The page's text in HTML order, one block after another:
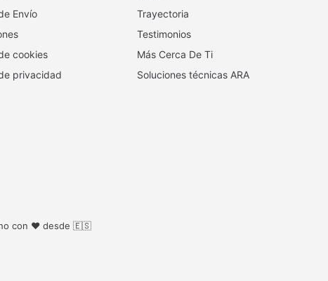
Envío
cookies
privacidad
Trayectoria
Testimonios
Más Cerca De Ti
Soluciones técnicas ARA
con ❤️ desde 🇪🇸